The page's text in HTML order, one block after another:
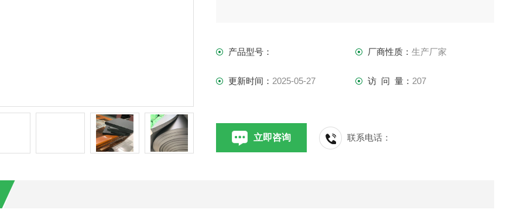
产品型号： 厂商性质： 生产厂家
更新时间： 2025-05-27 访 问 量： 207
立即咨询 联系电话：